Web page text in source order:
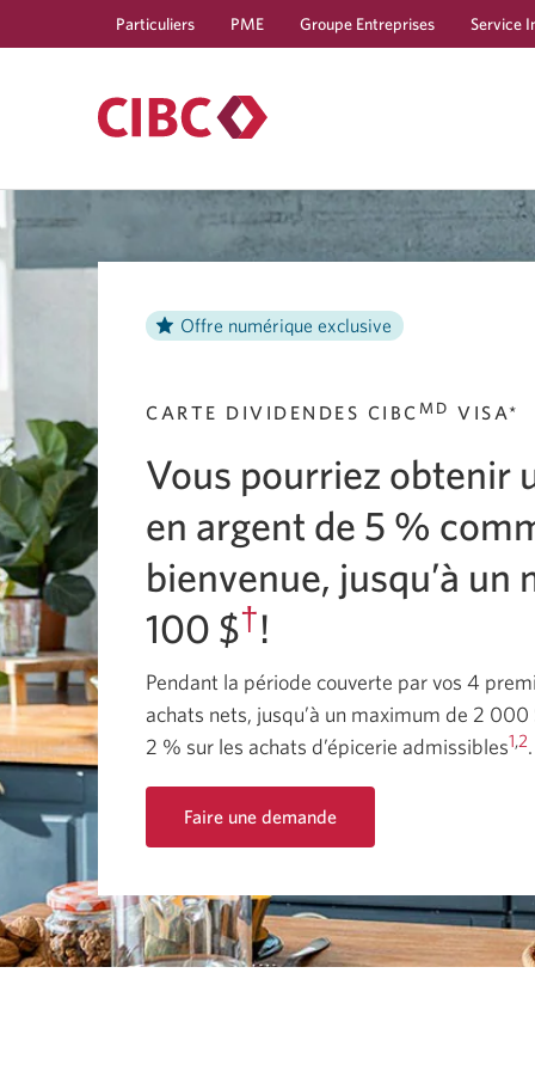
Particuliers PME Groupe Entreprises Service
Offre numérique exclusive
CARTE DIVIDENDES CIBC MD VISA*
Vous pourriez obtenir
en argent de 5 %
bienvenue, jusqu’à un
100 $†!
Pendant la période couverte par vos 4
achats nets, jusqu’à un maximum de 2 000
2 % sur les achats d’épicerie admissibles1,2.
Faire une demande
demande
de
carte